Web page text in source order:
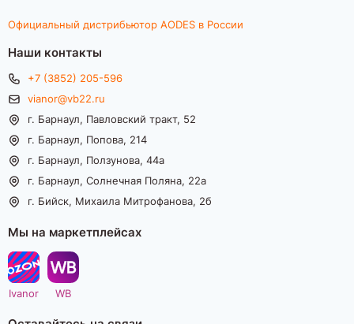
Официальный дистрибьютор AODES в России
Наши контакты
+7 (3852) 205-596
vianor@vb22.ru
г. Барнаул, Павловский тракт, 52
г. Барнаул, Попова, 214
г. Барнаул, Ползунова, 44а
г. Барнаул, Солнечная Поляна, 22а
г. Бийск, Михаила Митрофанова, 2б
Мы на маркетплейсах
Ivanor WB